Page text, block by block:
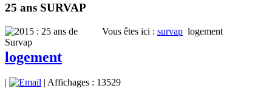
25 ans SURVAP
Vous êtes ici : survap logement
logement
| Affichages : 13529